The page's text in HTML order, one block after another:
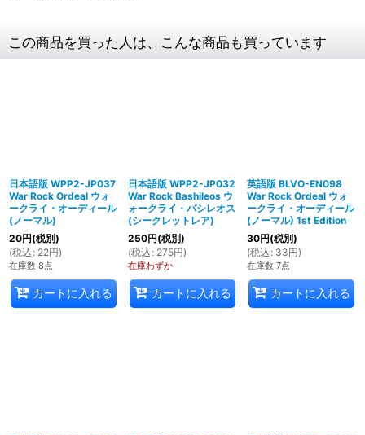
この商品を買った人は、こんな商品も買っています
日本語版 WPP2-JP037
War Rock Ordeal ウォ
ークライ・オーディール
(ノーマル)
20円(税別)
(税込 : 22円)
在庫数 8点
カートに入れる
日本語版 WPP2-JP032
War Rock Bashileos ウ
ォークライ・バシレオス
(シークレットレア)
250円(税別)
(税込 : 275円)
在庫わずか
カートに入れる
英語版 BLVO-EN098
War Rock Ordeal ウォ
ークライ・オーディール
(ノーマル) 1st Edition
30円(税別)
(税込 : 33円)
在庫数 7点
カートに入れる